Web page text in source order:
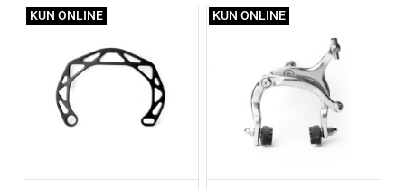
KUN ONLINE KUN ONLINE